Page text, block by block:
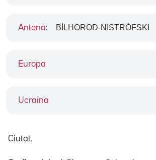
Europa
Ucraïna
Antena: BÍLHOROD-NISTRÓFSKI
Ciutat.